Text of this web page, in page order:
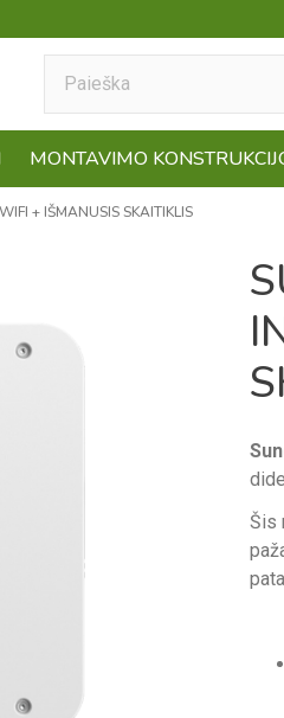
MONTAVIMO
+ IŠMANUSIS SKAITIKLIS
Šis